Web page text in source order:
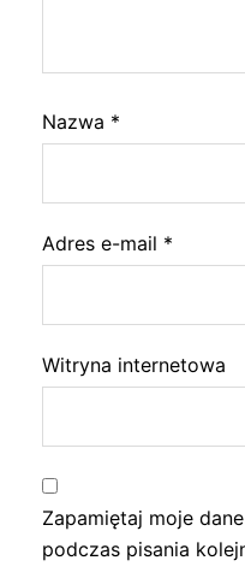
Nazwa *
Adres e-mail *
Witryna internetowa
Zapamiętaj moje
podczas pisania